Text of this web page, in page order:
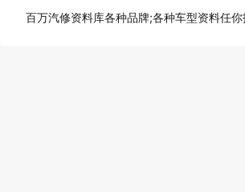
百万汽修资料库各种品牌;各种车型资料任你